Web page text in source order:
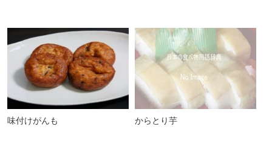
味付けがんも からとり芋